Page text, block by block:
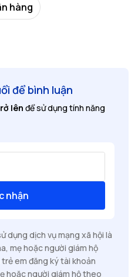
hàng
để bình luận
lên để sử dụng tính năng
nhận
dụng dịch vụ mạng xã hội là
mẹ hoặc người giám hộ
em đăng ký tài khoản
hoặc người giám hộ theo